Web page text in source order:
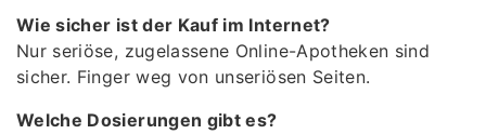
Wie sicher ist der Kauf im Internet?
Nur seriöse, zugelassene Online-Apotheken sind
sicher. Finger weg von unseriösen Seiten.
Welche Dosierungen gibt es?